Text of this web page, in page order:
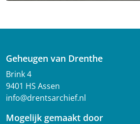
Geheugen van Drenthe
Brink 4
9401 HS Assen
info@drentsarchief.nl
Mogelijk gemaakt door